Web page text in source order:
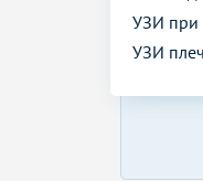
УЗИ при
УЗИ